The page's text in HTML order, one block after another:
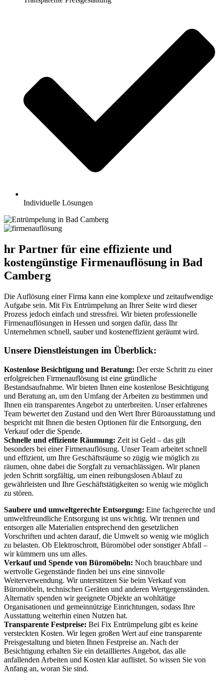
Individuelle Lösungen
hr Partner für eine effiziente und
kostengünstige Firmenauflösung in Bad
Camberg
Die Auflösung einer Firma kann eine komplexe und zeitaufwendige
Aufgabe sein. Mit Fix Entrümpelung an Ihrer Seite wird dieser
Prozess jedoch einfach und stressfrei. Wir bieten professionelle
Firmenauflösungen in Hessen und sorgen dafür, dass Ihr
Unternehmen schnell, sauber und kosteneffizient geräumt wird.
Unsere Dienstleistungen im Überblick:
Kostenlose Besichtigung und Beratung: Der erste Schritt zu einer
erfolgreichen Firmenauflösung ist eine gründliche
Bestandsaufnahme. Wir bieten Ihnen eine kostenlose Besichtigung
und Beratung an, um den Umfang der Arbeiten zu bestimmen und
Ihnen ein transparentes Angebot zu unterbreiten. Unser erfahrenes
Team bewertet den Zustand und den Wert Ihrer Büroausstattung und
bespricht mit Ihnen die besten Optionen für die Entsorgung, den
Verkauf oder die Spende.
Schnelle und effiziente Räumung: Zeit ist Geld – das gilt
besonders bei einer Firmenauflösung. Unser Team arbeitet schnell
und effizient, um Ihre Geschäftsräume so zügig wie möglich zu
räumen, ohne dabei die Sorgfalt zu vernachlässigen. Wir planen
jeden Schritt sorgfältig, um einen reibungslosen Ablauf zu
gewährleisten und Ihre Geschäftstätigkeiten so wenig wie möglich
zu stören.
Saubere und umweltgerechte Entsorgung: Eine fachgerechte und
umweltfreundliche Entsorgung ist uns wichtig. Wir trennen und
entsorgen alle Materialien entsprechend den gesetzlichen
Vorschriften und achten darauf, die Umwelt so wenig wie möglich
zu belasten. Ob Elektroschrott, Büromöbel oder sonstiger Abfall –
wir kümmern uns um alles.
Verkauf und Spende von Büromöbeln: Noch brauchbare und
wertvolle Gegenstände finden bei uns eine sinnvolle
Weiterverwendung. Wir unterstützen Sie beim Verkauf von
Büromöbeln, technischen Geräten und anderen Wertgegenständen.
Alternativ spenden wir geeignete Objekte an wohltätige
Organisationen und gemeinnützige Einrichtungen, sodass Ihre
Ausstattung weiterhin einen Nutzen hat.
Transparente Festpreise: Bei Fix Entrümpelung gibt es keine
versteckten Kosten. Wir legen großen Wert auf eine transparente
Preisgestaltung und bieten Ihnen Festpreise an. Nach der
Besichtigung erhalten Sie ein detailliertes Angebot, das alle
anfallenden Arbeiten und Kosten klar auflistet. So wissen Sie von
Anfang an, woran Sie sind.